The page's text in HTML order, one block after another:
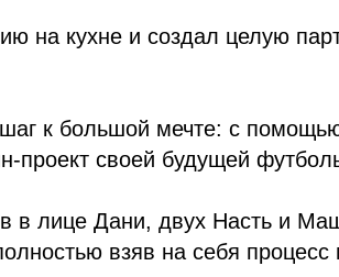
на кухне и создал целую
к большой мечте: с
проект своей будущей
в лице Дани, двух Насть и
взяв на себя процесс